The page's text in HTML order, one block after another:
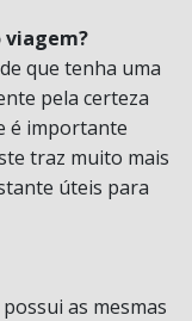
viagem?
que tenha uma
pela certeza
é importante
traz muito mais
úteis para
as mesmas